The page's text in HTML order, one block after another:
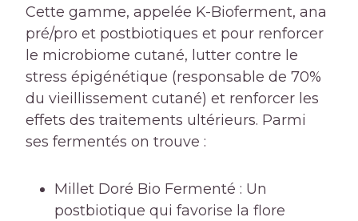
Cette gamme, appelée K-Bioferment, ana
pré/pro et postbiotiques et pour renforcer
le microbiome cutané, lutter contre le
stress épigénétique (responsable de 70%
du vieillissement cutané) et renforcer les
effets des traitements ultérieurs. Parmi
ses fermentés on trouve :
Millet Doré Bio Fermenté : Un
postbiotique qui favorise la flore